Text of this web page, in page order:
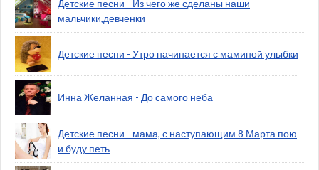
Детские песни - Из чего же сделаны наши
мальчики,девченки
Детские песни - Утро начинается с маминой улыбки
Инна Желанная - До самого неба
Детские песни - мама, с наступающим 8 Марта пою
и буду петь